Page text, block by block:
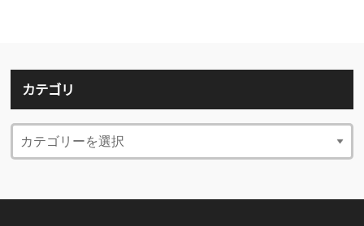
カテゴリ